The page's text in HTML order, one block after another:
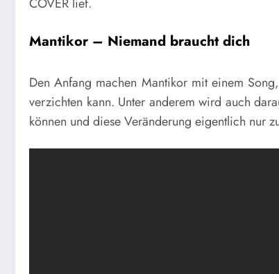
COVER lief.
Mantikor – Niemand braucht dich
Den Anfang machen Mantikor mit einem
verzichten kann. Unter anderem wird auch
können und diese Veränderung eigentlich nur